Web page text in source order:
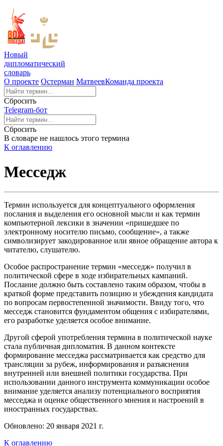
Новый
дипломатический
словарь
О проекте Остерман МатвеевКоманда проекта
Сбросить
Telegram-бот
Сбросить
В словаре не нашлось этого термина
К оглавлению
Месседж
Термин используется для концептуального оформления
послания и выделения его основной мысли и как термин
компьютерной лексики в значении «пришедшее по
электронному носителю письмо, сообщение», а также
символизирует закодированное или явное обращение автора к
читателю, слушателю.
Особое распространение термин «месседж» получил в
политической сфере в ходе избирательных кампаний.
Послание должно быть составлено таким образом, чтобы в
краткой форме представить позицию и убеждения кандидата
по вопросам первостепенной значимости. Ввиду того, что
месседж становится фундаментом общения с избирателями,
его разработке уделяется особое внимание.
Другой сферой употребления термина в политической науке
стала публичная дипломатия. В данном контексте
формирование месседжа рассматривается как средство для
трансляции за рубеж, информирования и разъяснения
внутренней или внешней политики государства. При
использовании данного инструмента коммуникации особое
внимание уделяется анализу потенциального восприятия
месседжа и оценке общественного мнения и настроений в
иностранных государствах.
Обновлено: 20 января 2021 г.
К оглавлению